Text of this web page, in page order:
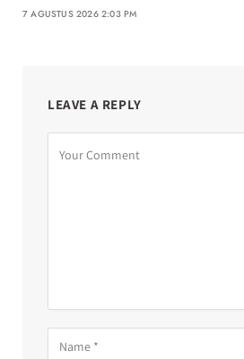
7 AGUSTUS 2026 2:03 PM
LEAVE A REPLY